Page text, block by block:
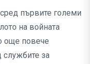
първите големи
на войната
още повече
службите за